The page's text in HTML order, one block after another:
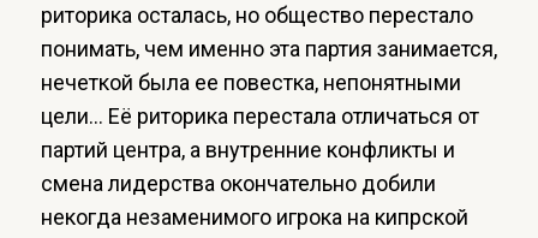
риторика осталась, но общество перестало
понимать, чем именно эта партия занимается,
нечеткой была ее повестка, непонятными
цели… Её риторика перестала отличаться от
партий центра, а внутренние конфликты и
смена лидерства окончательно добили
некогда незаменимого игрока на кипрской